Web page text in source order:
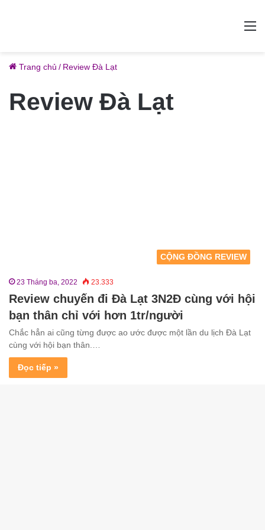
Trang chủ / Review Đà Lạt
Review Đà Lạt
CỘNG ĐỒNG REVIEW
23 Tháng ba, 2022 23.333
Review chuyến đi Đà Lạt 3N2Đ cùng với hội
bạn thân chỉ với hơn 1tr/người
Chắc hẳn ai cũng từng được ao ước được một lần du lịch Đà Lạt
cùng với hội bạn thân.…
Đọc tiếp »